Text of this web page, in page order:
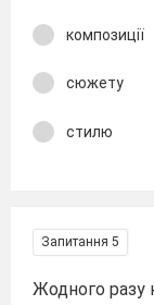
композиції
сюжету
стилю
Запитання 5
Жодного разу